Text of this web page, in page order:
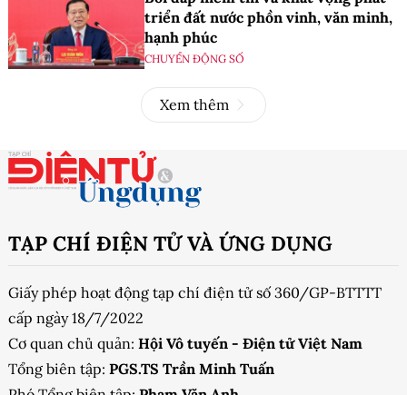
triển đất nước phồn vinh, văn minh,
hạnh phúc
CHUYỂN ĐỘNG SỐ
Xem thêm
TẠP CHÍ ĐIỆN TỬ VÀ ỨNG DỤNG
Giấy phép hoạt động tạp chí điện tử số 360/GP-BTTTT
cấp ngày 18/7/2022
Cơ quan chủ quản: Hội Vô tuyến - Điện tử Việt Nam
Tổng biên tập: PGS.TS Trần Minh Tuấn